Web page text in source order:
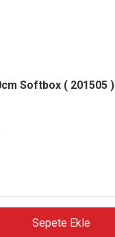
Softbox ( 201505 )
Sepete Ekle